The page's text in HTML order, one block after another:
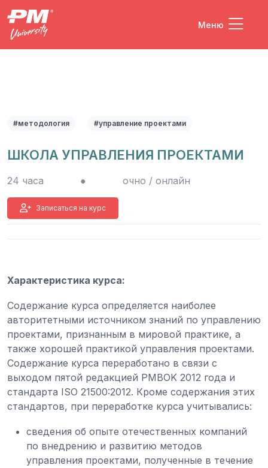
Меню
#методология #управление проектами
ШКОЛА УПРАВЛЕНИЯ ПРОЕКТАМИ
24 часа ● очно / онлайн
Записаться на курс
Характеристика курса:
Содержание курса определяется наиболее
авторитетными источником знаний по управлению
проектами, признанным в мировой практике, а
также хорошей практикой управления проектами.
Содержание курса переработано в связи с
выходом пятой редакцией PMBOK 2012 года и
стандарта ISO 21500:2012. Кроме содержания этих
стандартов, при переработке курса учитывались:
сведения об опыте отечественных компаний
по внедрению и развитию методов
управления проектами, полученные в течение